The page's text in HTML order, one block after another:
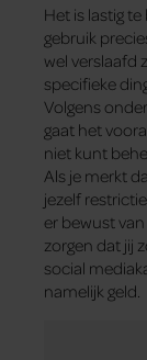
Het is lastig
gebruik
wel verslaafd
specifieke
Volgens
gaat het
niet kunt
Als je merkt
jezelf
er bewust
zorgen dat jij
social
namelijk geld.